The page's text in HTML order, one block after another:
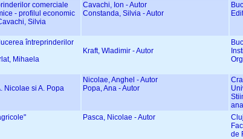
comerciale
- profilul economic
Silvia
Cavachi, Ion - Autor
Constanda, Silvia - Autor
întreprinderilor
Mihaela
Kraft, Wladimir - Autor
Nicolae si A. Popa
Nicolae, Anghel - Autor
Popa, Ana - Autor
Pasca, Nicolae - Autor
de